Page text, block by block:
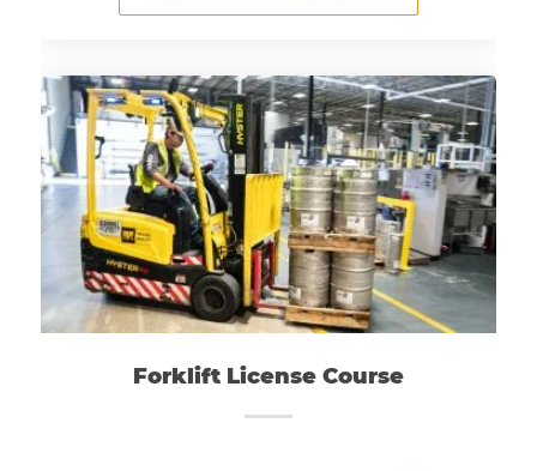
Forklift License Course